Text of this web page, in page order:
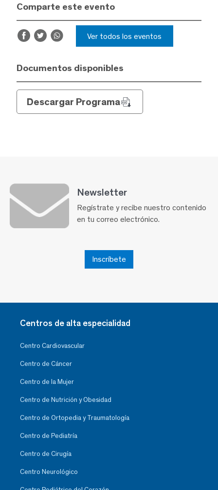
Comparte este evento
Ver todos los eventos
Documentos disponibles
Descargar Programa
Newsletter
Regístrate y recibe nuestro contenido
en tu correo electrónico.
Inscríbete
Centros de alta especialidad
Centro Cardiovascular
Centro de Cáncer
Centro de la Mujer
Centro de Nutrición y Obesidad
Centro de Ortopedia y Traumatología
Centro de Pediatría
Centro de Cirugía
Centro Neurológico